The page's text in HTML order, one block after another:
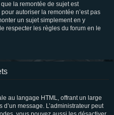
la remontée de sujet est
autoriser la remontée n’est pas
un sujet simplement en y
respecter les règles du forum en le
au langage HTML, offrant un large
message. L’administrateur peut